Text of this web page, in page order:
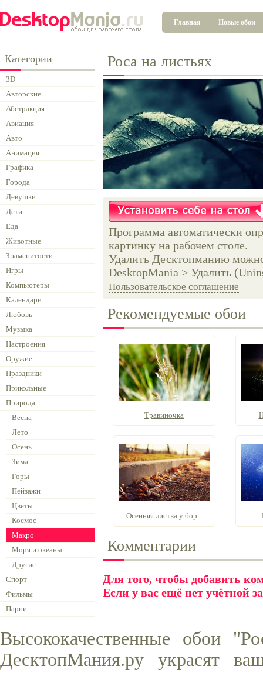
Главная Новые обои
Категории
3D
Авторские
Абстракция
Авиация
Авто
Анимация
Графика
Города
Девушки
Дети
Еда
Животные
Знаменитости
Игры
Компьютеры
Календари
Любовь
Музыка
Настроения
Оружие
Праздники
Прикольные
Природа
Весна
Лето
Осень
Зима
Горы
Пейзажи
Цветы
Космос
Макро
Моря и океаны
Другие
Спорт
Фильмы
Парни
Роса на листьях
Программа автоматически
картинку на рабочем столе.
Удалить Десктопманию
DesktopMania > Удалить
Пользовательское соглашение
Рекомендуемые обои
Травиночка
Осенняя листва у бор...
Комментарии
Для того, чтобы добавить
Если у вас ещё нет учётной
Высококачественные обои
ДесктопМания.ру украсят